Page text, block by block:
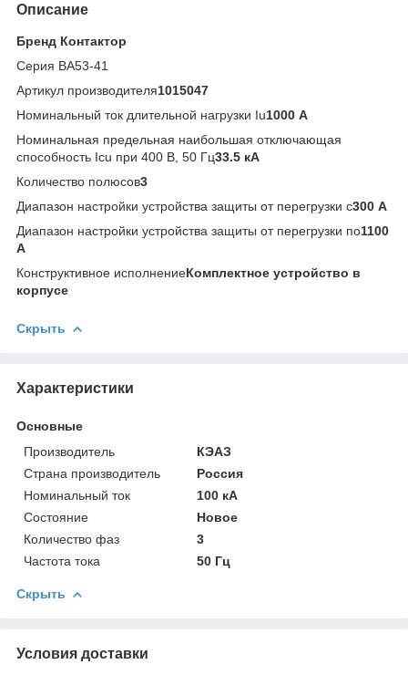
Описание
Бренд Контактор
Серия ВА53-41
Артикул производителя1015047
Номинальный ток длительной нагрузки Iu1000 А
Номинальная предельная наибольшая отключающая
способность Icu при 400 В, 50 Гц33.5 кА
Количество полюсов3
Диапазон настройки устройства защиты от перегрузки с300 А
Диапазон настройки устройства защиты от перегрузки по1100
А
Конструктивное исполнениеКомплектное устройство в
корпусе
Скрыть
Характеристики
Основные
Производитель
КЭАЗ
Страна производитель
Россия
Номинальный ток
100 кА
Состояние
Новое
Количество фаз
3
Частота тока
50 Гц
Скрыть
Условия доставки